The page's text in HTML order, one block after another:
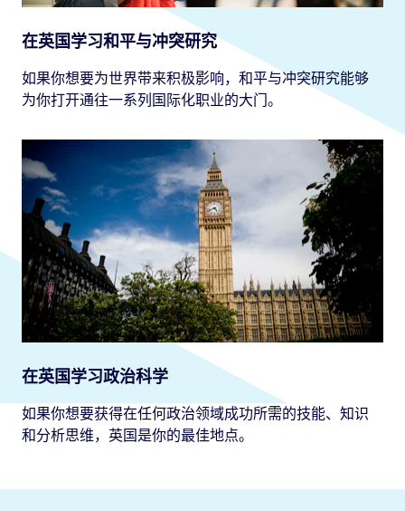
在英国学习和平与冲突研究
如果你想要为世界带来积极影响，和平与冲突研究能够
为你打开通往一系列国际化职业的大门。
在英国学习政治科学
如果你想要获得在任何政治领域成功所需的技能、知识
和分析思维，英国是你的最佳地点。